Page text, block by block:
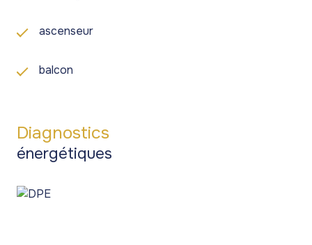
ascenseur
balcon
Diagnostics
énergétiques